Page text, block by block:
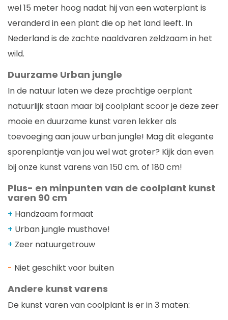
wel 15 meter hoog nadat hij van een waterplant is
veranderd in een plant die op het land leeft. In
Nederland is de zachte naaldvaren zeldzaam in het
wild.
Duurzame Urban jungle
In de natuur laten we deze prachtige oerplant
natuurlijk staan maar bij coolplant scoor je deze zeer
mooie en duurzame kunst varen lekker als
toevoeging aan jouw urban jungle! Mag dit elegante
sporenplantje van jou wel wat groter? Kijk dan even
bij onze kunst varens van 150 cm. of 180 cm!
Plus- en minpunten van de coolplant kunst
varen 90 cm
+ Handzaam formaat
+ Urban jungle musthave!
+ Zeer natuurgetrouw
- Niet geschikt voor buiten
Andere kunst varens
De kunst varen van coolplant is er in 3 maten: